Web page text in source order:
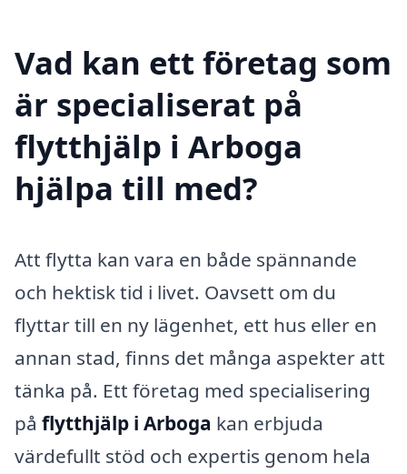
Vad kan ett företag som
är specialiserat på
flytthjälp i Arboga
hjälpa till med?
Att flytta kan vara en både spännande
och hektisk tid i livet. Oavsett om du
flyttar till en ny lägenhet, ett hus eller en
annan stad, finns det många aspekter att
tänka på. Ett företag med specialisering
på flytthjälp i Arboga kan erbjuda
värdefullt stöd och expertis genom hela